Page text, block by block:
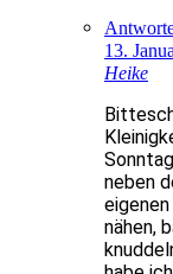
13.
Heike
neben
nähen,